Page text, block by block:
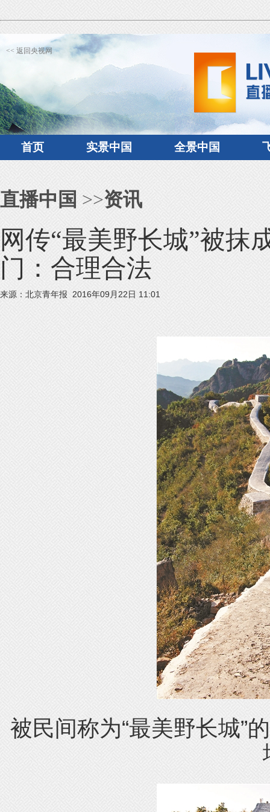
<< 返回央视网
首页 实景中国 全景中国
直播中国 >>资讯
网传“最美野长城”被抹
门：合理合法
来源：北京青年报 2016年09月22日 11:01
被民间称为“最美野长城”